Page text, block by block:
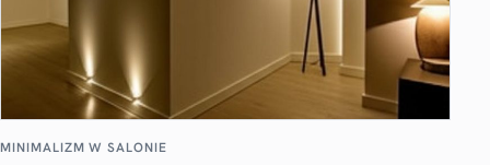
MINIMALIZM W SALONIE